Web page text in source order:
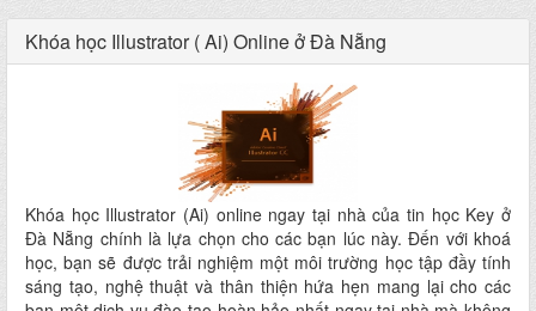
Khóa học Illustrator ( Ai) Online ở Đà Nẵng
Khóa học Illustrator (Ai) online ngay tại nhà của tin học Key ở
Đà Nẵng chính là lựa chọn cho các bạn lúc này. Đến với khoá
học, bạn sẽ được trải nghiệm một môi trường học tập đầy tính
sáng tạo, nghệ thuật và thân thiện hứa hẹn mang lại cho các